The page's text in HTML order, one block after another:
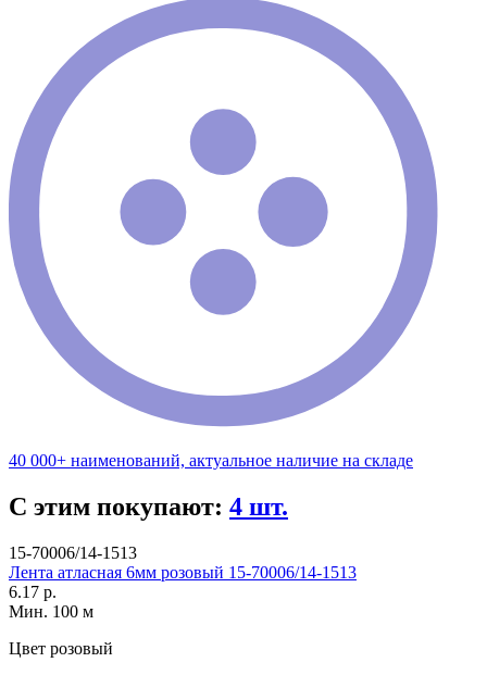
40 000+ наименований, актуальное наличие на складе
С этим покупают: 4 шт.
15-70006/14-1513
Лента атласная 6мм розовый 15-70006/14-1513
6.17 р.
Мин. 100 м
Цвет розовый